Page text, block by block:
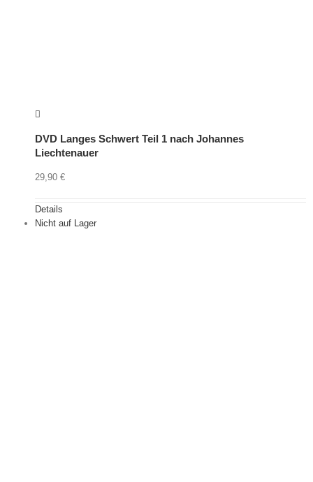
DVD Langes Schwert Teil 1 nach Johannes
Liechtenauer
29,90 €
Details
Nicht auf Lager